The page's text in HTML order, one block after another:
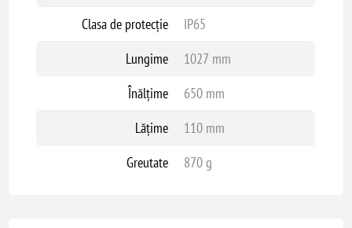
Clasa de protecție
IP65
Lungime
1027 mm
Înălțime
650 mm
Lățime
110 mm
Greutate
870 g